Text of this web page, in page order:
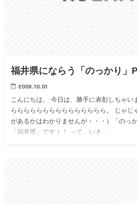
福井県にならう「のっかり」
2008.10.01
こんにちは。 今日は、勝手に表彰しちゃい
ららららららららららららららら。 じゃじ
があるかはわかりませんが・・・）「のっ
「福井県」です！！ って、いき…